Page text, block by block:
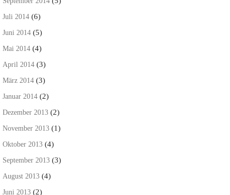
Juli 2014 (6)
Juni 2014 (5)
Mai 2014 (4)
April 2014 (3)
März 2014 (3)
Januar 2014 (2)
Dezember 2013 (2)
November 2013 (1)
Oktober 2013 (4)
September 2013 (3)
August 2013 (4)
Juni 2013 (2)